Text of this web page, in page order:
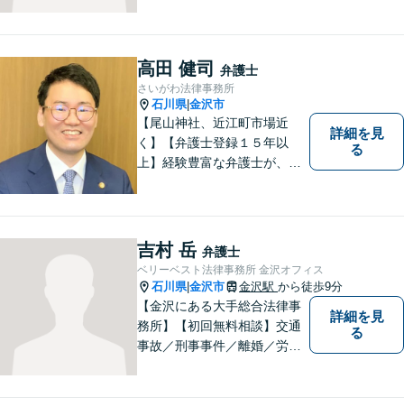
高田 健司 弁護士
さいがわ法律事務所
石川県|金沢市
【尾山神社、近江町市場近
く】【弁護士登録１５年以
上】経験豊富な弁護士が、誠
詳細を見
る
吉村 岳 弁護士
ベリーベスト法律事務所 金沢オフィス
石川県|金沢市 金沢駅 から徒歩9分
【金沢にある大手総合法律事
務所】【初回無料相談】交通
事故／刑事事件／離婚／労働
詳細を見
る